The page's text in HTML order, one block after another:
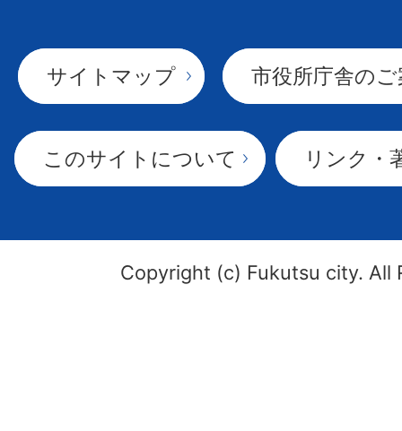
サイトマップ 市役所庁舎の
このサイトについて リンク・
Copyright (c) Fukutsu city. All